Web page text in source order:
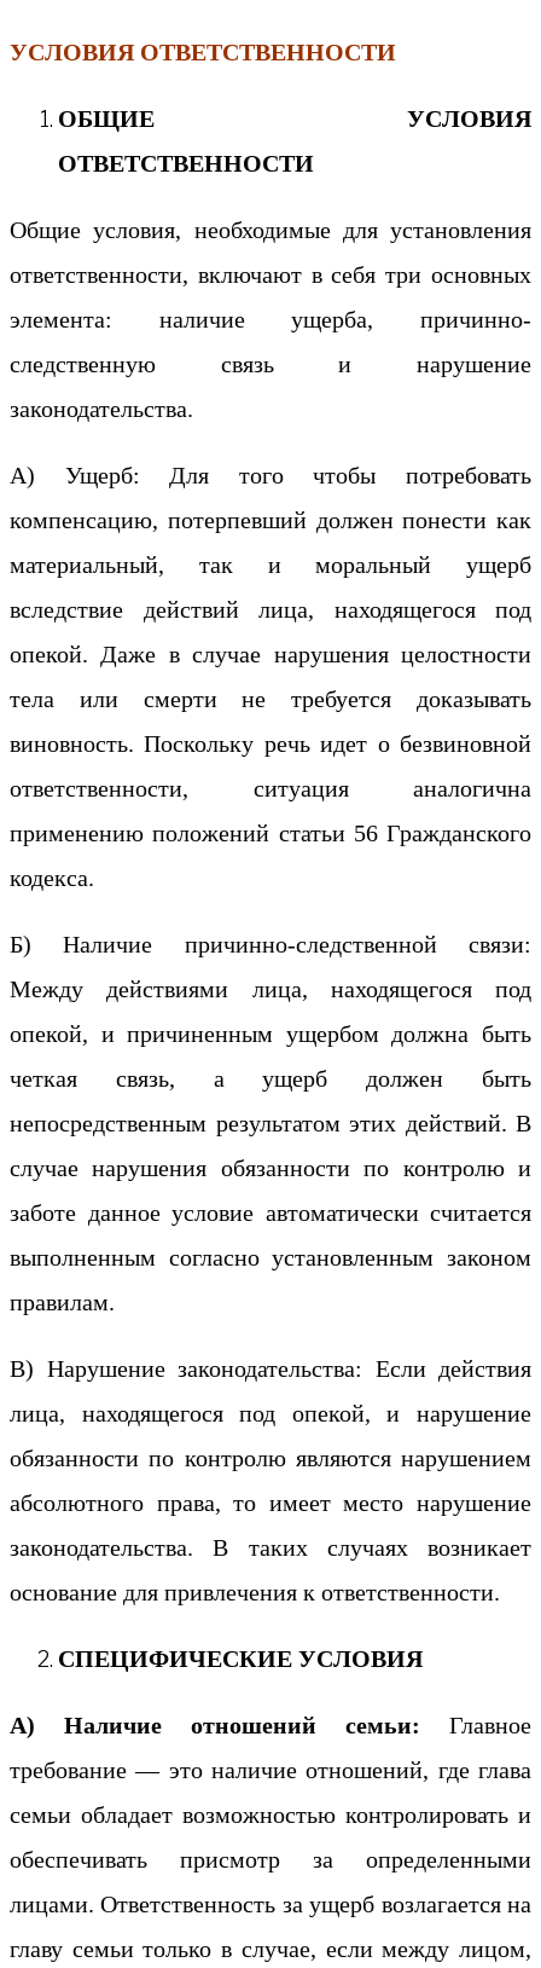
УСЛОВИЯ ОТВЕТСТВЕННОСТИ
ОБЩИЕ УСЛОВИЯ
ОТВЕТСТВЕННОСТИ
Общие условия, необходимые для установления
ответственности, включают в себя три основных
элемента: наличие ущерба, причинно-
следственную связь и нарушение
законодательства.
А) Ущерб: Для того чтобы потребовать
компенсацию, потерпевший должен понести как
материальный, так и моральный ущерб
вследствие действий лица, находящегося под
опекой. Даже в случае нарушения целостности
тела или смерти не требуется доказывать
виновность. Поскольку речь идет о безвиновной
ответственности, ситуация аналогична
применению положений статьи 56 Гражданского
кодекса.
Б) Наличие причинно-следственной связи:
Между действиями лица, находящегося под
опекой, и причиненным ущербом должна быть
четкая связь, а ущерб должен быть
непосредственным результатом этих действий. В
случае нарушения обязанности по контролю и
заботе данное условие автоматически считается
выполненным согласно установленным законом
правилам.
В) Нарушение законодательства: Если действия
лица, находящегося под опекой, и нарушение
обязанности по контролю являются нарушением
абсолютного права, то имеет место нарушение
законодательства. В таких случаях возникает
основание для привлечения к ответственности.
СПЕЦИФИЧЕСКИЕ УСЛОВИЯ
А) Наличие отношений семьи: Главное
требование — это наличие отношений, где глава
семьи обладает возможностью контролировать и
обеспечивать присмотр за определенными
лицами. Ответственность за ущерб возлагается на
главу семьи только в случае, если между лицом,